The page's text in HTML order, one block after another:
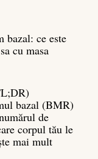
bazal: ce este
cu masa
bazal (BMR)
de
corpul tău le
mai mult: